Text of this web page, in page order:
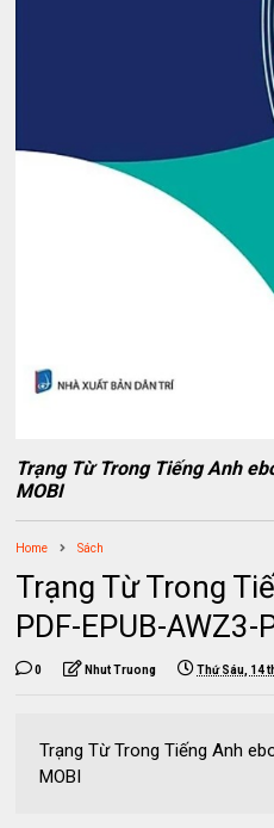
Trạng Từ Trong Tiếng Anh
MOBI
Home Sách
Trạng Từ Trong
PDF-EPUB-AWZ3-
0 Nhut Truong Thứ Sáu, 14
Trạng Từ Trong Tiếng Anh
MOBI